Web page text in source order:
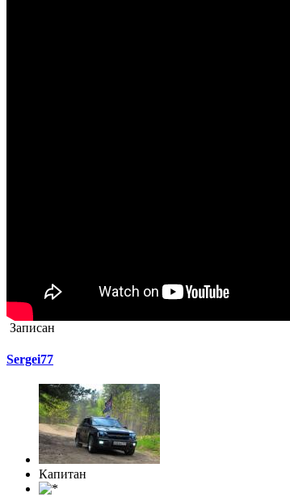
Записан
Sergei77
Капитан